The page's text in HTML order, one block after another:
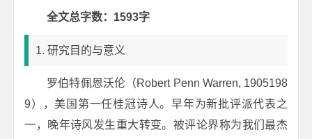
全文总字数：1593字
1. 研究目的与意义
罗伯特佩恩沃伦（Robert Penn Warren, 1905198
9），美国第一任桂冠诗人。早年为新批评派代表之
一，晚年诗风发生重大转变。被评论界称为我们最杰